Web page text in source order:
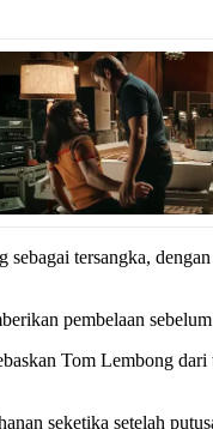
tersangka,
pembelaan
Tom Lembong
seketika setelah